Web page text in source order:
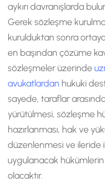
aykırı davranışlarda
Gerek sözleşme
kurulduktan sonra
en başından çözüme
sözleşmeler üzerinde
avukatlardan hukuki
sayede, taraflar
yürütülmesi, sözleşme
hazırlanması, hak ve
düzenlenmesi ve ileride
uygulanacak
olacaktır.